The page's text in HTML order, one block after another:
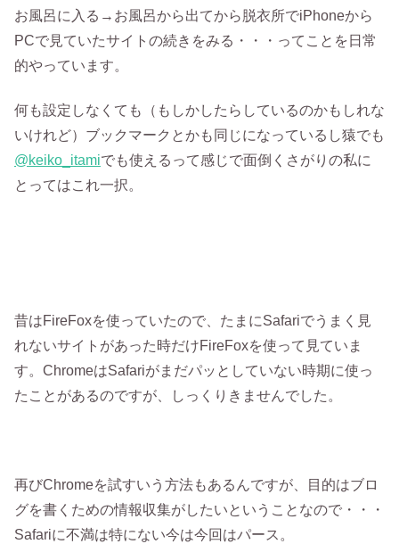
お風呂に入る→お風呂から出てから脱衣所でiPhoneから
PCで見ていたサイトの続きをみる・・・ってことを日常
的やっています。
何も設定しなくても（もしかしたらしているのかもしれな
いけれど）ブックマークとかも同じになっているし猿でも
@keiko_itamiでも使えるって感じで面倒くさがりの私に
とってはこれ一択。
昔はFireFoxを使っていたので、たまにSafariでうまく見
れないサイトがあった時だけFireFoxを使って見ていま
す。ChromeはSafariがまだパッとしていない時期に使っ
たことがあるのですが、しっくりきませんでした。
再びChromeを試すいう方法もあるんですが、目的はブロ
グを書くための情報収集がしたいということなので・・・
Safariに不満は特にない今は今回はパース。